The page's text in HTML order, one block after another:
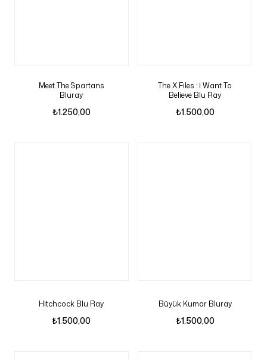
Meet The Spartans
Bluray
₺1.250,00
The X Files : İ Want To
Believe Blu Ray
₺1.500,00
Hitchcock Blu Ray
₺1.500,00
Büyük Kumar Bluray
₺1.500,00